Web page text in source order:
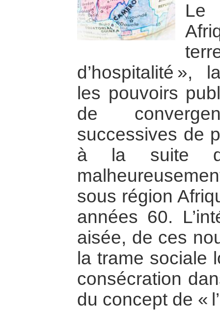
Le
d’hospitalité »,
les pouvoirs
de
successives de
à la suite
sous région
années 60.
aisée, de ces
la trame sociale
consécration
du concept de «